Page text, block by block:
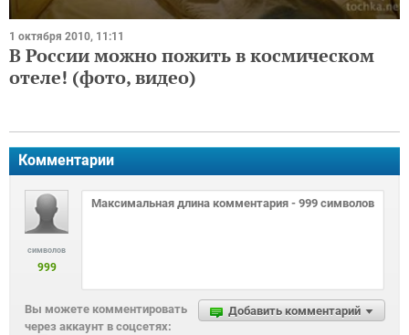
1 октября 2010, 11:11
В России можно пожить в космическом
отеле! (фото, видео)
Комментарии
символов
999
Добавить комментарий
Вы можете комментировать
через аккаунт в соцсетях: